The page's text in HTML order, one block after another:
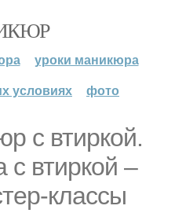
уроки маникюра
условиях
фото
с втиркой.
втиркой –
классы